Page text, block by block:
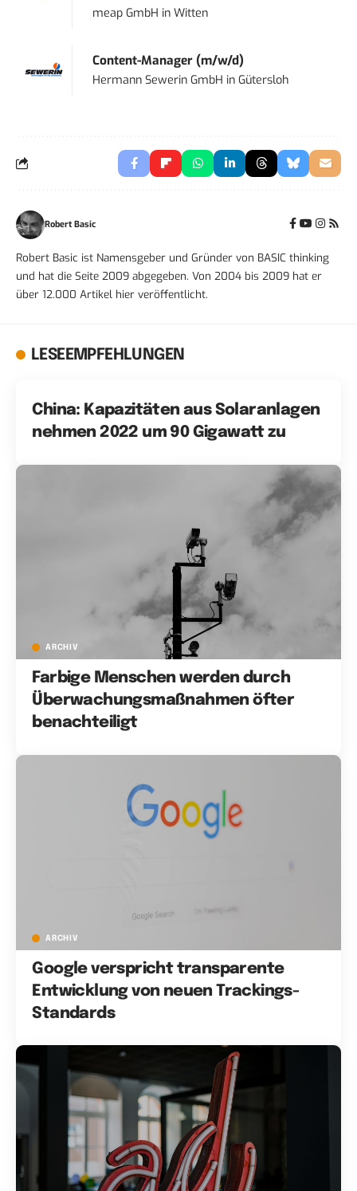
meap GmbH inWitten
Content-Manager (m/w/d)
Hermann Sewerin GmbH inGütersloh
Robert Basic
Robert Basic ist Namensgeber und Gründer von BASIC thinking
und hat die Seite 2009 abgegeben. Von 2004 bis 2009 hat er
über 12.000 Artikel hier veröffentlicht.
LESEEMPFEHLUNGEN
China: Kapazitäten aus Solaranlagen
nehmen 2022 um 90 Gigawatt zu
ARCHIV
Farbige Menschen werden durch
Überwachungsmaßnahmen öfter
benachteiligt
ARCHIV
Google verspricht transparente
Entwicklung von neuen Trackings-
Standards